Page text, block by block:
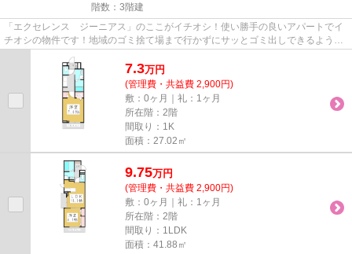
階数：3階建
「エクセレンス ジーニアス」のここがイチオシ！使い勝手の良いアパートでイ
チオシの物件です！地域のゴミ捨て場まで行かずにサッとゴミ出しできるよう
7.3万円
(管理費・共益費 2,900円)
敷：0ヶ月｜礼：1ヶ月
所在階：2階
間取り：1K
面積：27.02㎡
9.75万円
(管理費・共益費 2,900円)
敷：0ヶ月｜礼：1ヶ月
所在階：2階
間取り：1LDK
面積：41.88㎡